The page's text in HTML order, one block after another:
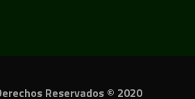
Reservados © 2020